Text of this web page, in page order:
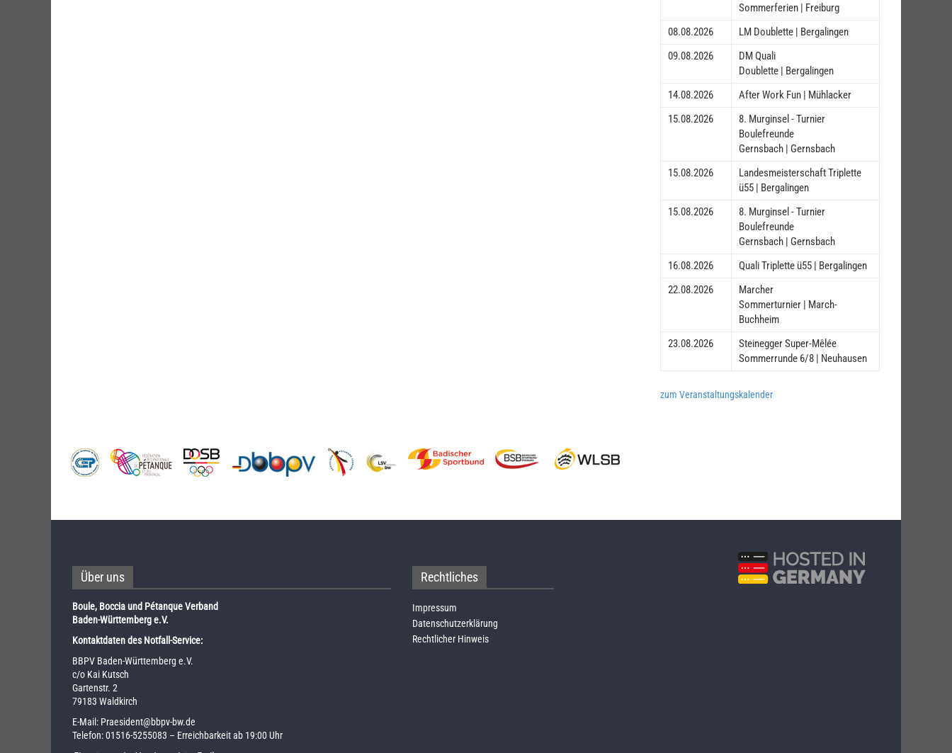
Sommerferien | Freiburg
08.08.2026
LM Doublette | Bergalingen
09.08.2026
DM Quali
Doublette | Bergalingen
14.08.2026
After Work Fun | Mühlacker
15.08.2026
8. Murginsel - Turnier
Boulefreunde
Gernsbach | Gernsbach
15.08.2026
Landesmeisterschaft Triplette
ü55 | Bergalingen
15.08.2026
8. Murginsel - Turnier
Boulefreunde
Gernsbach | Gernsbach
16.08.2026
Quali Triplette ü55 | Bergalingen
22.08.2026
Marcher
Sommerturnier | March-
Buchheim
23.08.2026
Steinegger Super-Mêlée
Sommerrunde 6/8 | Neuhausen
zum Veranstaltungskalender
Über uns
Boule, Boccia und Pétanque Verband
Baden-Württemberg e.V.
Kontaktdaten des Notfall-Service:
BBPV Baden-Württemberg e.V.
c/o Kai Kutsch
Gartenstr. 2
79183 Waldkirch
E-Mail: Praesident@bbpv-bw.de
Telefon:01516-5255083 – Erreichbarkeit ab 19:00 Uhr
Rechtliches
Impressum
Datenschutzerklärung
Rechtlicher Hinweis